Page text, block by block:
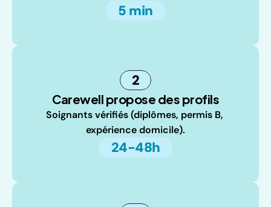
5 min
2
Carewell propose des profils
Soignants vérifiés (diplômes, permis B,
expérience domicile).
24-48h